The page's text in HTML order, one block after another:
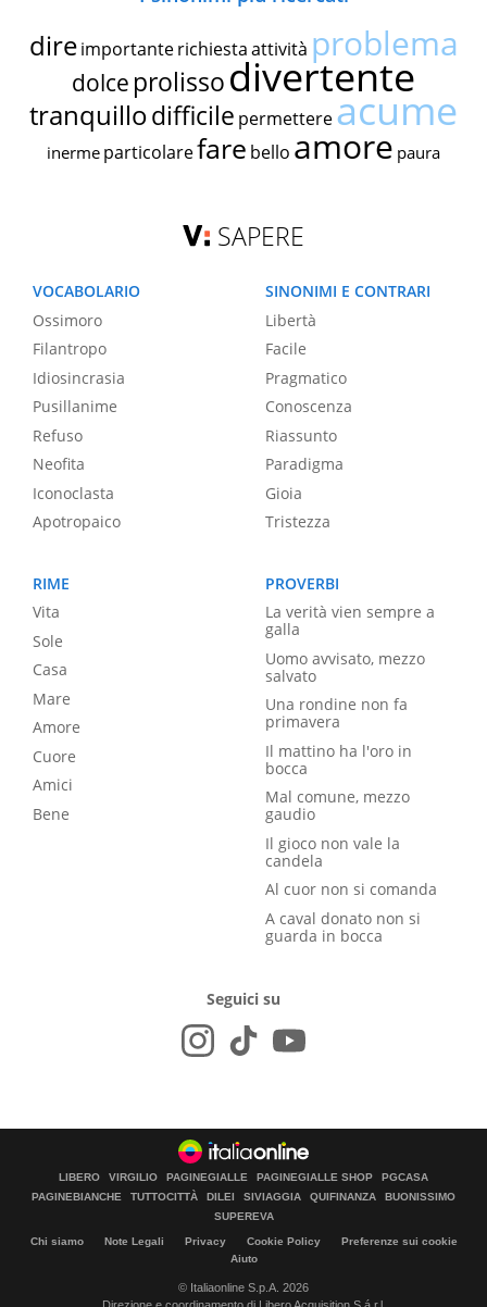
dire importante richiestaattività problema
dolce prolissodivertente
tranquillodifficile permettereacume
inerme particolarefare bello amore paura
SAPERE
VOCABOLARIO
Ossimoro
Filantropo
Idiosincrasia
Pusillanime
Refuso
Neofita
Iconoclasta
Apotropaico
SINONIMI E CONTRARI
Libertà
Facile
Pragmatico
Conoscenza
Riassunto
Paradigma
Gioia
Tristezza
RIME
Vita
Sole
Casa
Mare
Amore
Cuore
Amici
Bene
PROVERBI
La verità vien sempre a
galla
Uomo avvisato, mezzo
salvato
Una rondine non fa
primavera
Il mattino ha l'oro in
bocca
Mal comune, mezzo
gaudio
Il gioco non vale la
candela
Al cuor non si comanda
A caval donato non si
guarda in bocca
Seguici su
LIBERO VIRGILIO PAGINEGIALLE PAGINEGIALLE SHOP
PGCASA
PAGINEBIANCHE
TUTTOCITTÀ DILEI SIVIAGGIA QUIFINANZA
BUONISSIMO
SUPEREVA
Chi siamo Note Legali Privacy Cookie Policy
Preferenze sui cookie
Aiuto
© Italiaonline S.p.A. 2026